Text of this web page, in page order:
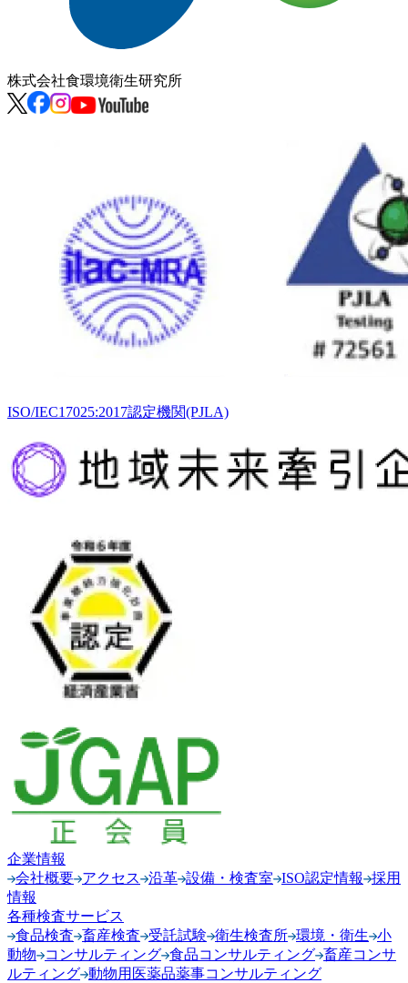
株式会社食環境衛生研究所
ISO/IEC17025:2017認定機関(PJLA)
企業情報
会社概要 アクセス 沿革 設備・検査室 ISO認定情報
採用
情報
各種検査サービス
食品検査 畜産検査 受託試験 衛生検査所 環境・衛生 小
動物
コンサルティング 食品コンサルティング 畜産コンサ
ルティング 動物用医薬品薬事コンサルティング